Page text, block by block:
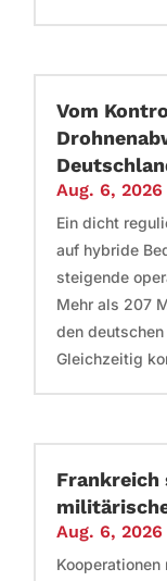
Vom
Aug. 6, 2026
Ein dicht
auf hybride
steigende
Mehr als 207
den
Gleichzeitig
Aug. 6, 2026